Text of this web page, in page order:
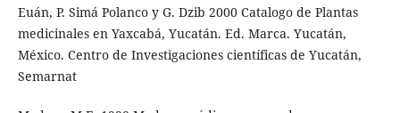
Euán, P. Simá Polanco y G. Dzib 2000 Catalogo de Plantas
medicinales en Yaxcabá, Yucatán. Ed. Marca. Yucatán,
México. Centro de Investigaciones científicas de Yucatán,
Semarnat